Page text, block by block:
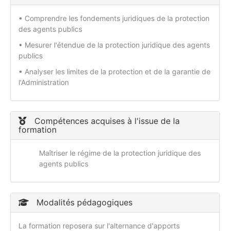
• Comprendre les fondements juridiques de la protection
des agents publics
• Mesurer l'étendue de la protection juridique des agents
publics
• Analyser les limites de la protection et de la garantie de
l'Administration
Compétences acquises à l'issue de la
formation
Maîtriser le régime de la protection juridique des
agents publics
Modalités pédagogiques
La formation reposera sur l'alternance d'apports